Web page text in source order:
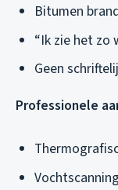
Bitumen
“Ik zie het zo
Geen
Professionele